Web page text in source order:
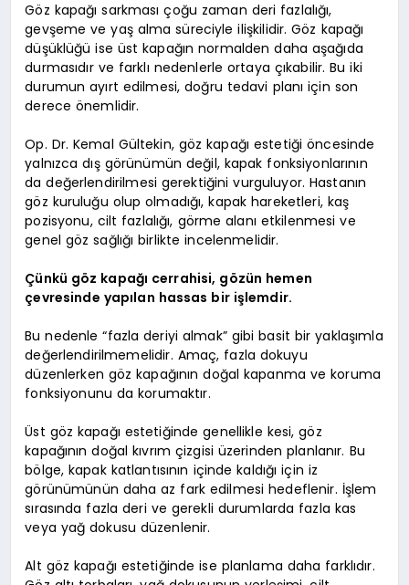
Göz kapağı sarkması çoğu zaman deri fazlalığı,
gevşeme ve yaş alma süreciyle ilişkilidir. Göz kapağı
düşüklüğü ise üst kapağın normalden daha aşağıda
durmasıdır ve farklı nedenlerle ortaya çıkabilir. Bu iki
durumun ayırt edilmesi, doğru tedavi planı için son
derece önemlidir.
Op. Dr. Kemal Gültekin, göz kapağı estetiği öncesinde
yalnızca dış görünümün değil, kapak fonksiyonlarının
da değerlendirilmesi gerektiğini vurguluyor. Hastanın
göz kuruluğu olup olmadığı, kapak hareketleri, kaş
pozisyonu, cilt fazlalığı, görme alanı etkilenmesi ve
genel göz sağlığı birlikte incelenmelidir.
Çünkü göz kapağı cerrahisi, gözün hemen
çevresinde yapılan hassas bir işlemdir.
Bu nedenle “fazla deriyi almak” gibi basit bir yaklaşımla
değerlendirilmemelidir. Amaç, fazla dokuyu
düzenlerken göz kapağının doğal kapanma ve koruma
fonksiyonunu da korumaktır.
Üst göz kapağı estetiğinde genellikle kesi, göz
kapağının doğal kıvrım çizgisi üzerinden planlanır. Bu
bölge, kapak katlantısının içinde kaldığı için iz
görünümünün daha az fark edilmesi hedeflenir. İşlem
sırasında fazla deri ve gerekli durumlarda fazla kas
veya yağ dokusu düzenlenir.
Alt göz kapağı estetiğinde ise planlama daha farklıdır.